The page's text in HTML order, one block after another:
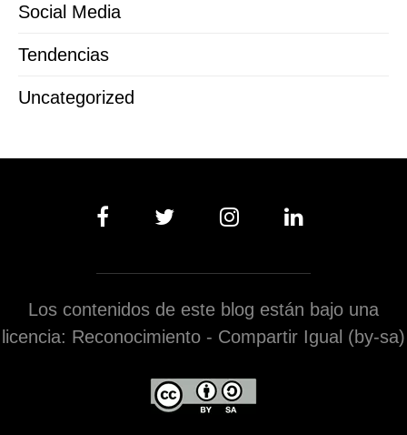
Social Media
Tendencias
Uncategorized
Los contenidos de este blog están bajo una
licencia: Reconocimiento - Compartir Igual (by-sa)